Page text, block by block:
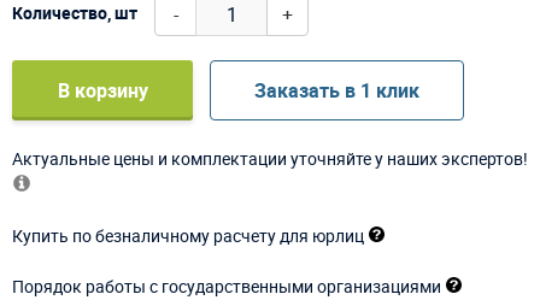
Количество, шт - +
В корзину Заказать в 1 клик
Актуальные цены и комплектации уточняйте у наших экспертов!
Купить по безналичному расчету для юрлиц
Порядок работы с государственными организациями